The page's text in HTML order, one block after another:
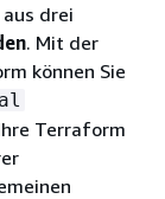
drei
. Mit der
können Sie
Terraform